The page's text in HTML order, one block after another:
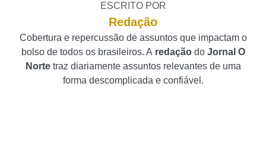
ESCRITO POR
Redação
Cobertura e repercussão de assuntos que impactam o
bolso de todos os brasileiros. A redação do Jornal O
Norte traz diariamente assuntos relevantes de uma
forma descomplicada e confiável.